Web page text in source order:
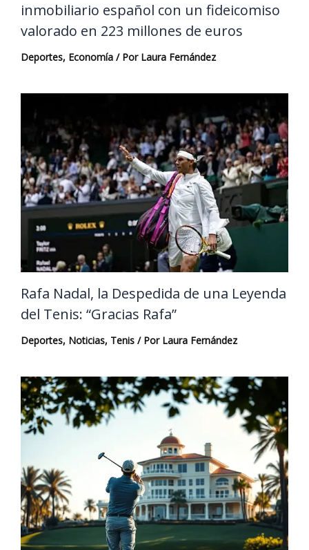
inmobiliario español con un fideicomiso
valorado en 223 millones de euros
Deportes, Economía / Por Laura Fernández
Rafa Nadal, la Despedida de una Leyenda
del Tenis: “Gracias Rafa”
Deportes, Noticias, Tenis / Por Laura Fernández